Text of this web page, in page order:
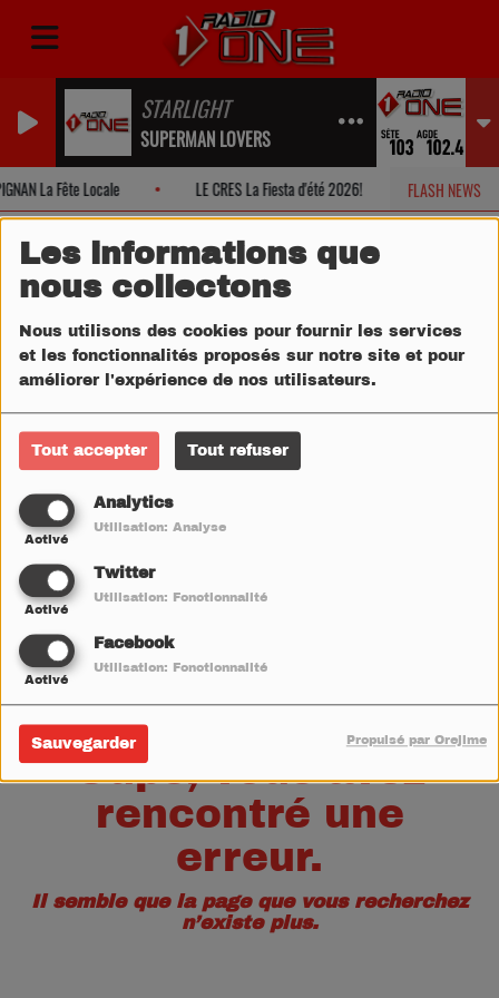
Les informations que
nous collectons
Nous utilisons des cookies pour fournir les services
et les fonctionnalités proposés sur notre site et pour
améliorer l'expérience de nos utilisateurs.
Tout accepter Tout refuser
Analytics
Activé
Utilisation: Analyse
Twitter
Activé
Utilisation: Fonctionnalité
Facebook
Activé
Utilisation: Fonctionnalité
Sauvegarder Propulsé par Orejime
STARLIGHT
SUPERMAN LOVERS
FLASH NEWS
La Fête Locale LE CRES La Fiesta d'été 2026!
Oups, vous avez
rencontré une
erreur.
Il semble que la page que vous recherchez
n’existe plus.